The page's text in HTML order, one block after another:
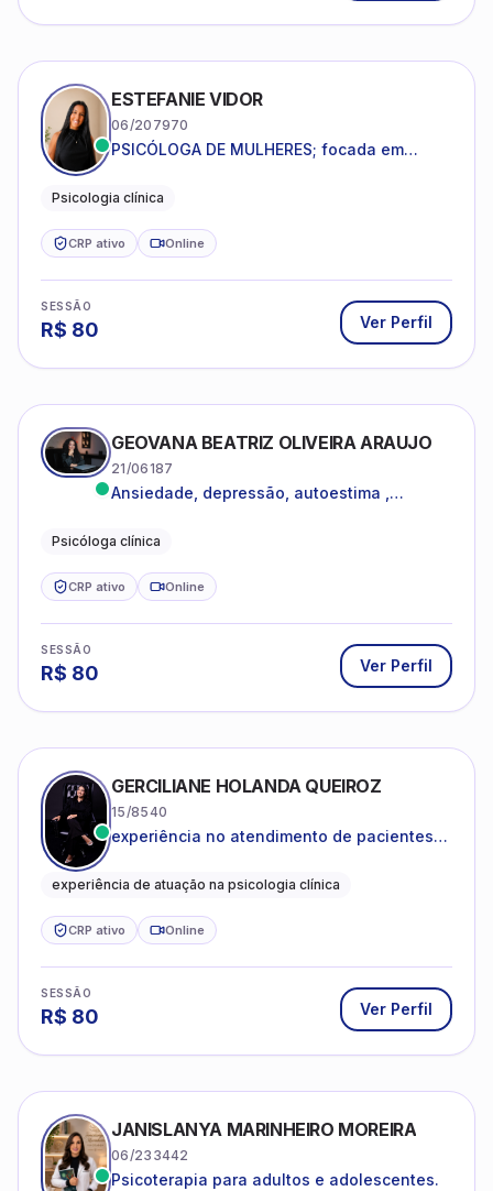
ESTEFANIE VIDOR
06/207970
PSICÓLOGA DE MULHERES; focada em
dentro da sua realidade.
Psicologia clínica
CRP ativo Online
SESSÃO
R$ 80 Ver Perfil
GEOVANA BEATRIZ OLIVEIRA ARAUJO
21/06187
Ansiedade, depressão, autoestima ,
Psicóloga clínica
CRP ativo Online
SESSÃO
R$ 80 Ver Perfil
GERCILIANE HOLANDA QUEIROZ
15/8540
experiência no atendimento de pacientes
catastróficos e comportamentos
experiência de atuação na psicologia clínica
CRP ativo Online
SESSÃO
R$ 80 Ver Perfil
JANISLANYA MARINHEIRO MOREIRA
06/233442
Psicoterapia para adultos e adolescentes.